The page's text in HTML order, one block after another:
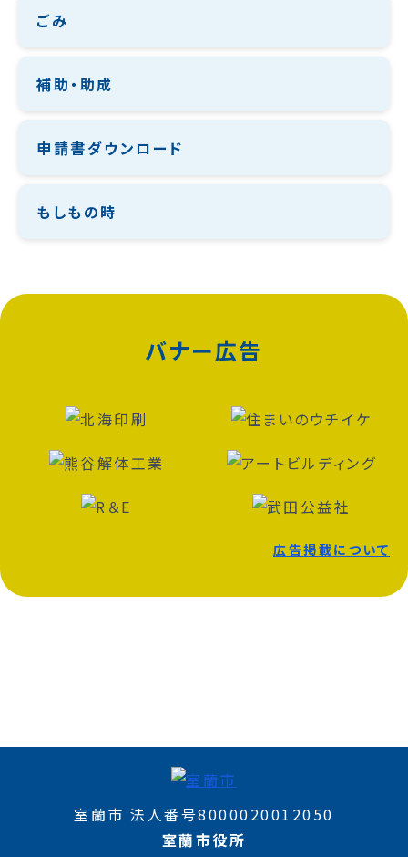
ごみ
補助・助成
申請書ダウンロード
もしもの時
バナー広告
広告掲載について
室蘭市 法人番号8000020012050
室蘭市役所